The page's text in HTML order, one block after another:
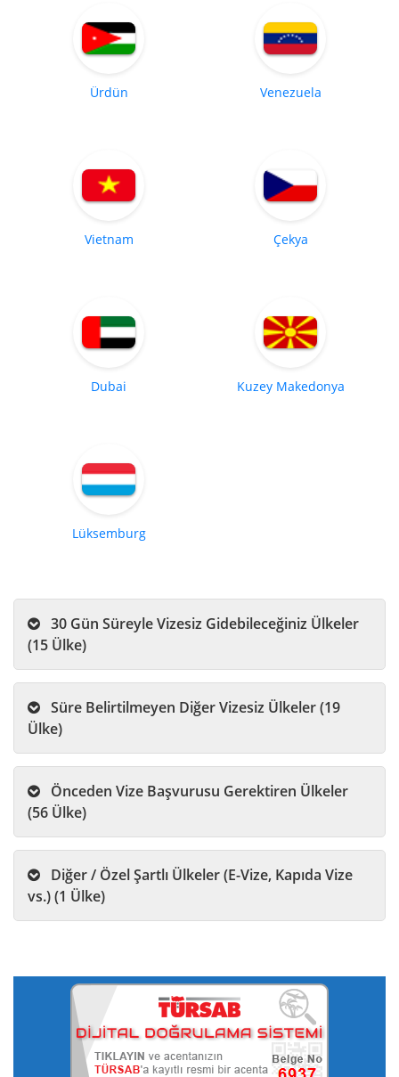
Ürdün Venezuela
Vietnam Çekya
Dubai Kuzey Makedonya
Lüksemburg
(15 Ülke)
Ülke)
(56 Ülke)
vs.) (1 Ülke)